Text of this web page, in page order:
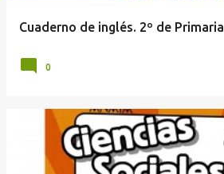
Cuaderno de inglés. 2º de Primaria
0